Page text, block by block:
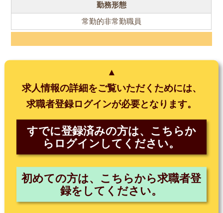
勤務形態
常勤的非常勤職員
▲
求人情報の詳細をご覧いただくためには、
求職者登録ログインが必要となります。
すでに登録済みの方は、こちらか
らログインしてください。
初めての方は、こちらから求職者登
録をしてください。